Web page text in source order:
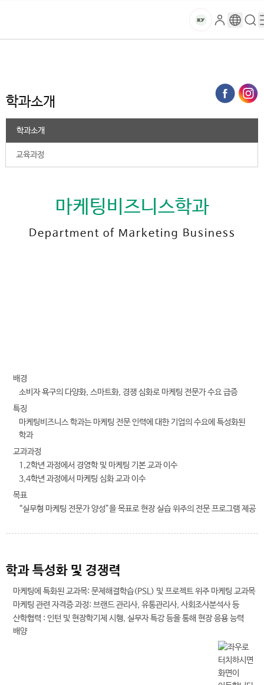
건
대
학
교
마
로
그
구
글
검
색
메
뉴
로
학과소개
학과소개
교육과정
마케팅비즈니스학과
Department of Marketing Business
배경
소비자 욕구의 다양화, 스마트화, 경쟁 심화로 마케팅 전문가 수요 급증
특징
마케팅비즈니스 학과는 마케팅 전문 인력에 대한 기업의 수요에 특성화된
학과
교과과정
1,2학년 과정에서 경영학 및 마케팅 기본 교과 이수
3,4학년 과정에서 마케팅 심화 교과 이수
목표
“실무형 마케팅 전문가 양성”을 목표로 현장 실습 위주의 전문 프로그램 제공
학과 특성화 및 경쟁력
마케팅에 특화된 교과목: 문제해결학습(PSL) 및 프로젝트 위주 마케팅 교과목
마케팅 관련 자격증 과정: 브랜드 관리사, 유통관리사, 사회조사분석사 등
산학협력 : 인턴 및 현장학기제 시행, 실무자 특강 등을 통해 현장 응용 능력
배양